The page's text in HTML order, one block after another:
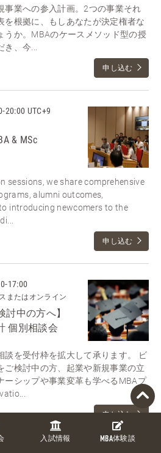
入試情報 MBA体験談
事業への参入計画。2つの事業それ
を根拠に、もしあなたが決定権者な
うか。MBAのケースメソッド型の授
、今...
申し込む
-20:00 UTC+9
& MSc
sessions, we share comprehensive
alumni outcomes,
introducing newcomers to the
申し込む
-17:00
またはオンライン
討中の方へ】
個別相談会
談を受付枠を拡大して承ります。 ビ
ご検討中の方、起業や新規事業の立
ーシップや事業変革も学べるMBAプ
申し込む